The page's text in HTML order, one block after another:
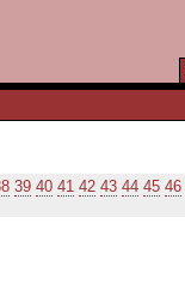
39 40 41 42 43 44 45 46